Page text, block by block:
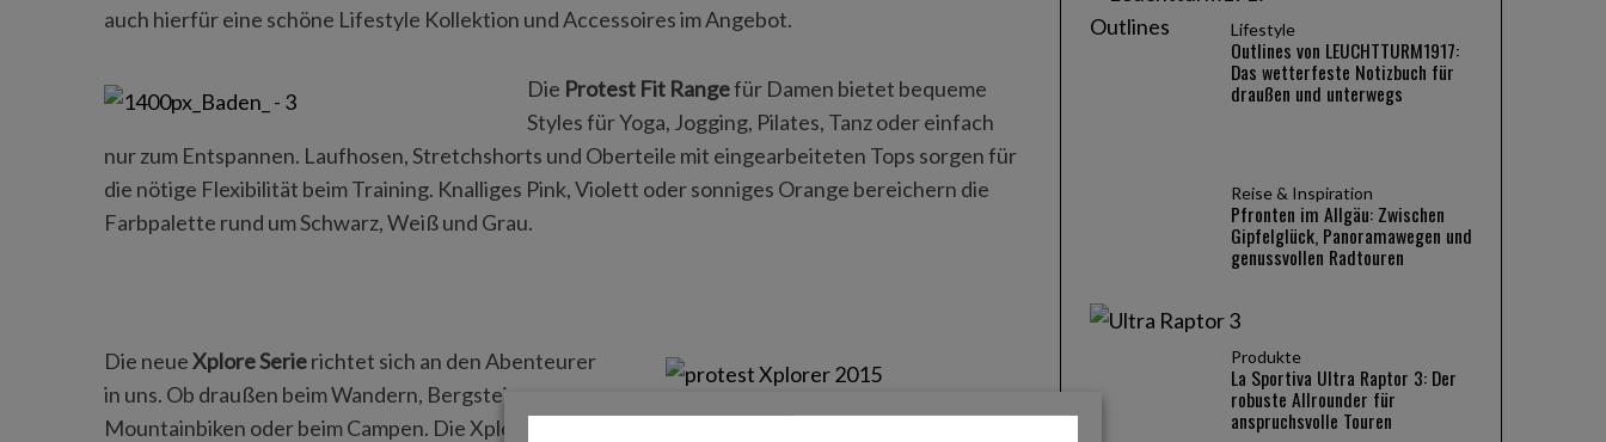
auch hierfür eine schöne Lifestyle Kollektion und Accessoires im Angebot.
Die Protest Fit Rangefür Damen bietet bequeme
Styles für Yoga, Jogging, Pilates, Tanz oder einfach
nur zum Entspannen. Laufhosen, Stretchshorts und Oberteile mit eingearbeiteten Tops sorgen für
die nötige Flexibilität beim Training. Knalliges Pink, Violett oder sonniges Orange bereichern die
Farbpalette rund um Schwarz, Weiß und Grau.
Die neueXplore Serierichtet sich an den Abenteurer
in uns. Ob draußen beim Wandern, Bergsteigen,
Mountainbiken oder beim Campen. Die Xplore Kollektion bietet mit high-end Funktionsjacken und
Lifestyle
Outlines von LEUCHTTURM1917:
Das wetterfeste Notizbuch für
draußen und unterwegs
Reise & Inspiration
Pfronten im Allgäu: Zwischen
Gipfelglück, Panoramawegen und
genussvollen Radtouren
Produkte
La Sportiva Ultra Raptor 3: Der
robuste Allrounder für
anspruchsvolle Touren
S
a
o
r